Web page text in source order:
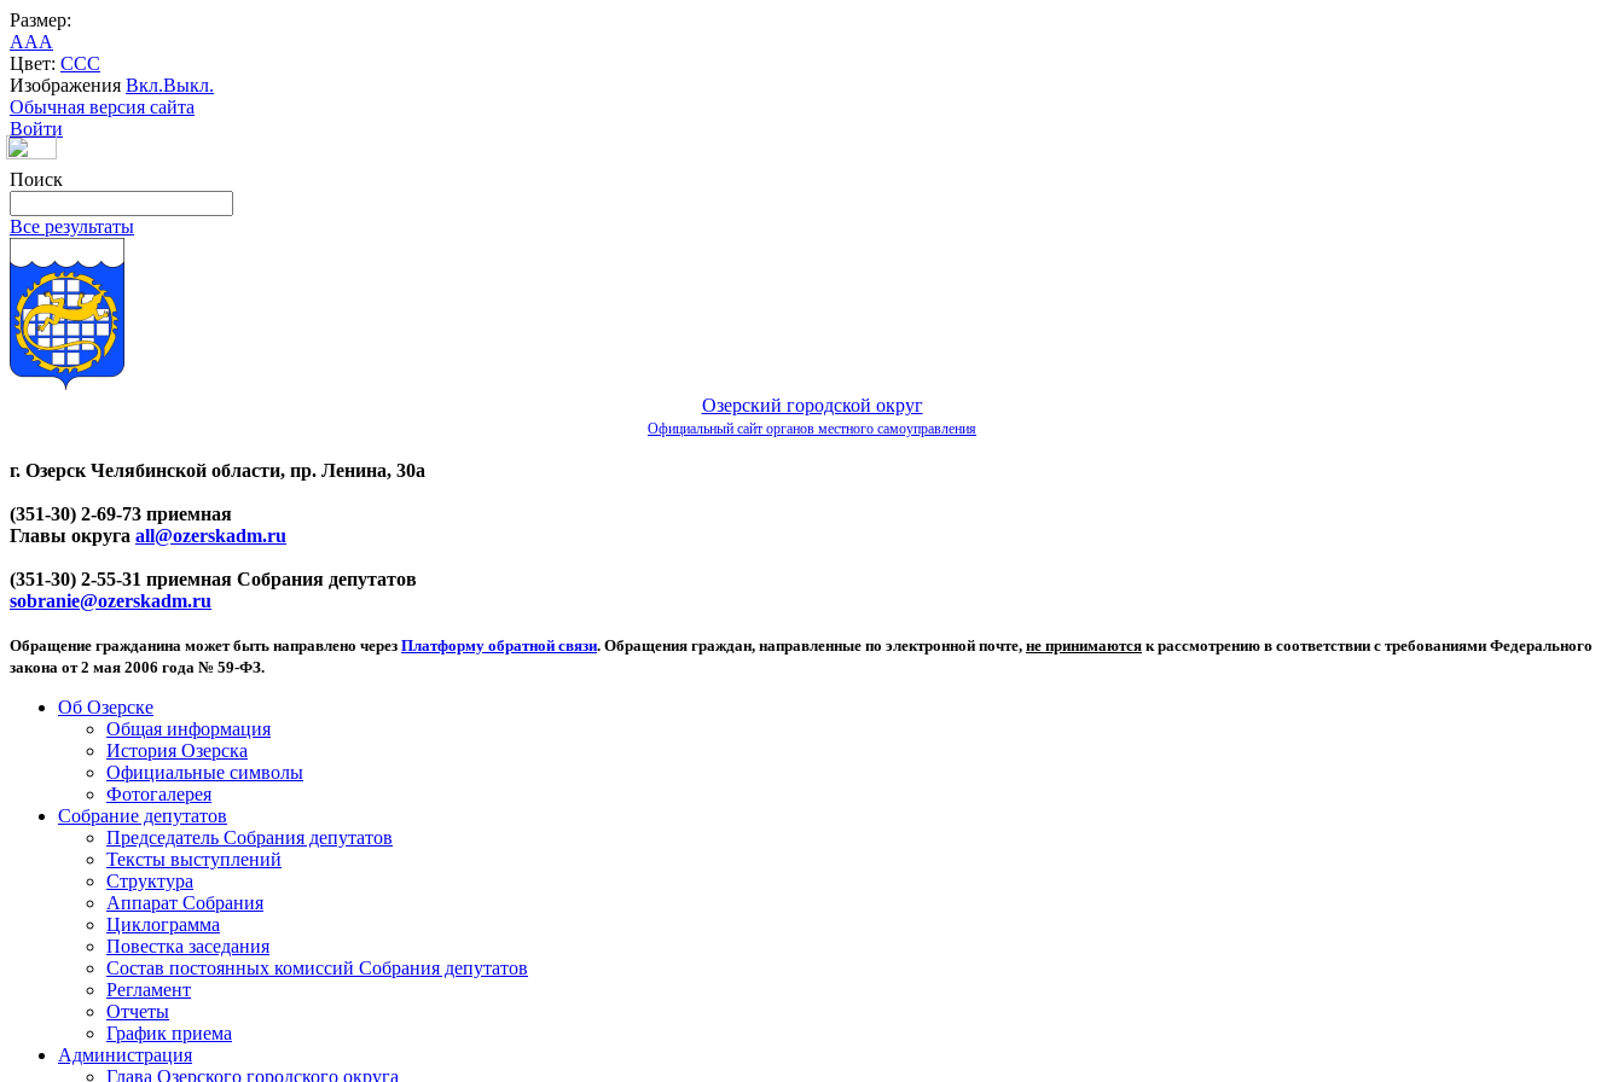
Размер:
AAA
Цвет: CCC
Изображения Вкл.Выкл.
Обычная версия сайта
Войти
Поиск
Все результаты
Озерский городской округ
Официальный сайт органов местного самоуправления
г. Озерск Челябинской области, пр. Ленина, 30а
(351-30) 2-69-73 приемная
Главы округа all@ozerskadm.ru
(351-30) 2-55-31 приемная Собрания депутатов
sobranie@ozerskadm.ru
Обращение гражданина может быть направлено через Платформу обратной связи. Обращения граждан, направленные по электронной почте, не принимаются к рассмотрению в соответствии с требованиями Федерального
закона от 2 мая 2006 года № 59-ФЗ.
Об Озерске
Общая информация
История Озерска
Официальные символы
Фотогалерея
Собрание депутатов
Председатель Собрания депутатов
Тексты выступлений
Структура
Аппарат Собрания
Циклограмма
Повестка заседания
Состав постоянных комиссий Собрания депутатов
Регламент
Отчеты
График приема
Администрация
Глава Озерского городского округа